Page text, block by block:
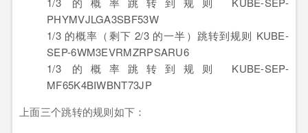
PHYMVJLGA3SBF53W
1/3 的概率（剩下 2/3 的一半）跳转到规则 KUBE-
SEP-6WM3EVRMZRPSARU6
1/3 的概率跳转到规则 KUBE-SEP-
MF65K4BIWBNT73JP
上面三个跳转的规则如下：